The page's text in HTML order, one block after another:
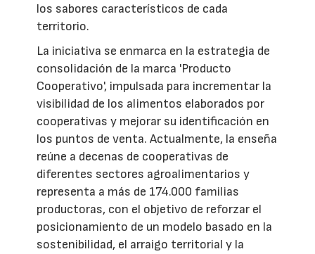
los sabores característicos de cada
territorio.
La iniciativa se enmarca en la estrategia de
consolidación de la marca 'Producto
Cooperativo', impulsada para incrementar la
visibilidad de los alimentos elaborados por
cooperativas y mejorar su identificación en
los puntos de venta. Actualmente, la enseña
reúne a decenas de cooperativas de
diferentes sectores agroalimentarios y
representa a más de 174.000 familias
productoras, con el objetivo de reforzar el
posicionamiento de un modelo basado en la
sostenibilidad, el arraigo territorial y la